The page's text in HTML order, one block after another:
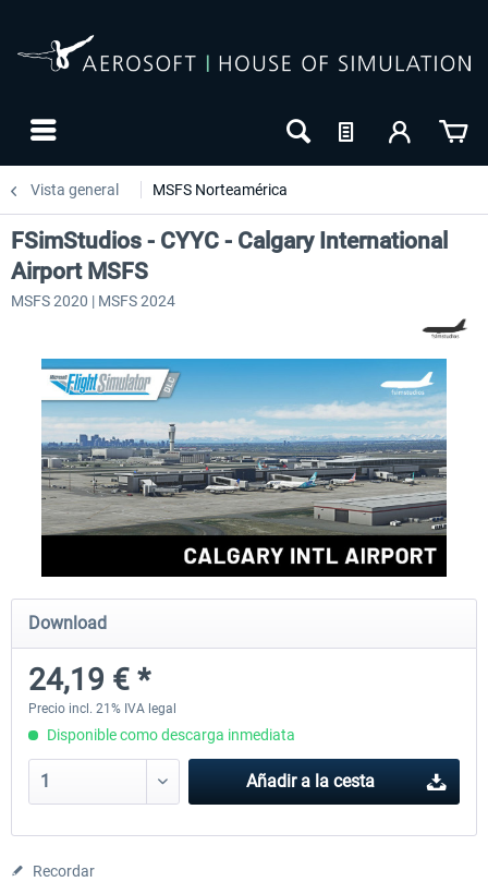
Vista general MSFS Norteamérica
FSDG - Greenland Kulusuk MSFS Aerosoft Airport
FSimStudios - CYYC - Calgary International
Airport MSFS
MSFS 2020 | MSFS 2024
Download
24,19 € *
Precio incl. 21% IVA legal
Disponible como descarga inmediata
Añadir a la cesta
Recordar